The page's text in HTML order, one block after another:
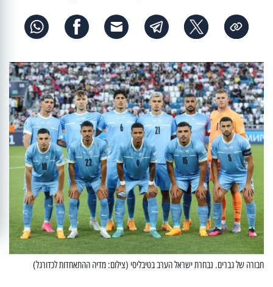
חבורה של גברים. נבחרת ישראל הערב בטיבליסי (צילום: מדיה ההתאחדות לכדורגל)